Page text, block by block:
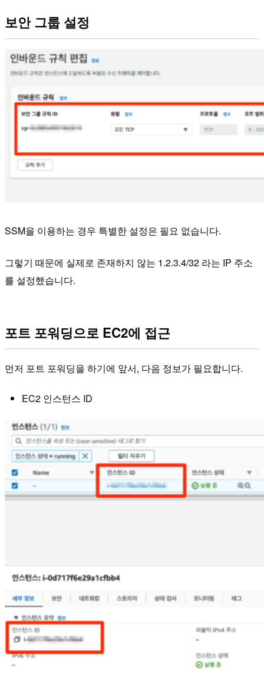
보안 그룹 설정
SSM을 이용하는 경우 특별한 설정은 필요 없습니다.
그렇기 때문에 실제로 존재하지 않는 1.2.3.4/32 라는 IP 주소
를 설정했습니다.
포트 포워딩으로 EC2에 접근
먼저 포트 포워딩을 하기에 앞서, 다음 정보가 필요합니다.
EC2 인스턴스 ID